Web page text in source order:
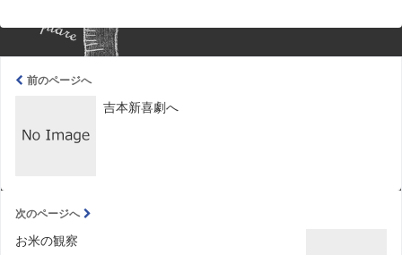
前のページへ
吉本新喜劇へ
次のページへ
お米の観察